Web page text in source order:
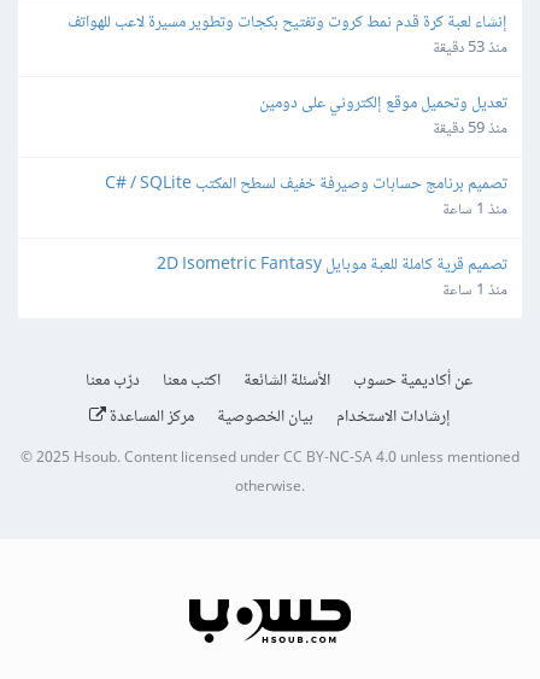
إنشاء لعبة كرة قدم نمط كروت وتفتيح بكجات وتطوير مسيرة لاعب للهواتف
منذ 53 دقيقة
تعديل وتحميل موقع إلكتروني على دومين
منذ 59 دقيقة
تصميم برنامج حسابات وصيرفة خفيف لسطح المكتب C# / SQLite
منذ 1 ساعة
تصميم قرية كاملة للعبة موبايل 2D Isometric Fantasy
منذ 1 ساعة
عن أكاديمية حسوب الأسئلة الشائعة اكتب معنا
درّب معنا
إرشادات الاستخدام
بيان الخصوصية مركز المساعدة
© 2025 Hsoub.Content licensed underCC BY-NC-SA 4.0unless mentioned
otherwise.